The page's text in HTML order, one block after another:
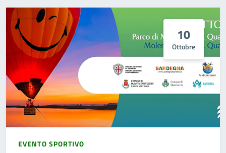
10
Ottobre
EVENTO SPORTIVO